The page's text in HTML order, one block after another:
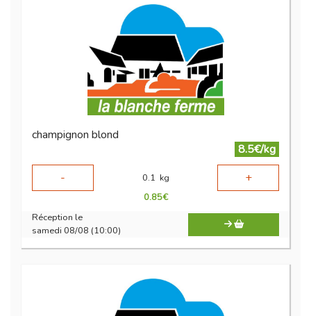
champignon blond
8.5€/kg
-
0.1 kg +
0.85€
Réception le
samedi 08/08 (10:00)